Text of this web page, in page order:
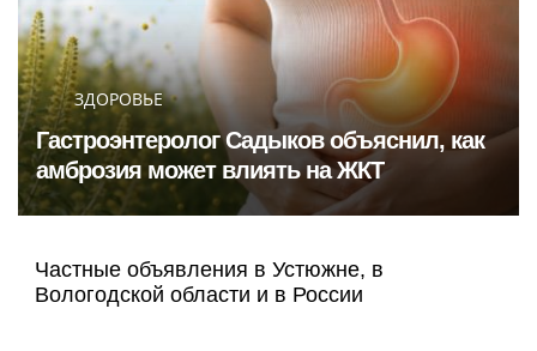
ЗДОРОВЬЕ
Гастроэнтеролог Садыков объяснил, как
амброзия может влиять на ЖКТ
Частные объявления в Устюжне, в
Вологодской области и в России